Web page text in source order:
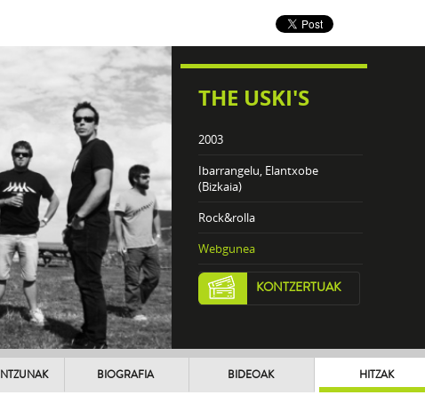
THE USKI'S
2003
Ibarrangelu, Elantxobe
(Bizkaia)
Rock&rolla
Webgunea
KONTZERTUAK
BIOGRAFIA BIDEOAK HITZAK